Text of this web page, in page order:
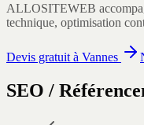
ALLOSITEWEB
technique, optimisation
Devis gratuit à Vannes
SEO /